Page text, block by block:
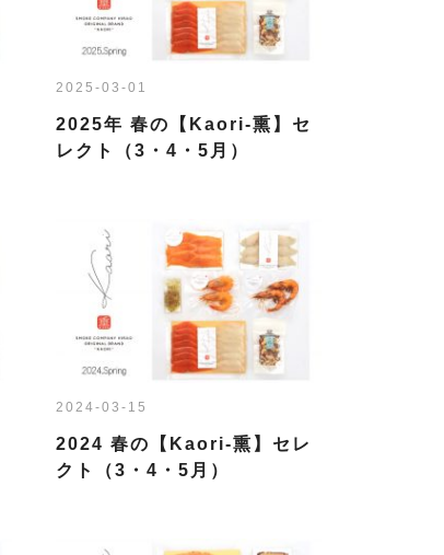
その他（クラフトビール
2025-03-01
2025年 春の【Kaori-熏】セ
レクト（3・4・5月）
2024-03-15
2024 春の【Kaori-熏】セレ
クト（3・4・5月）